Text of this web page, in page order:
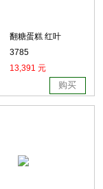
翻糖蛋糕 红叶
3785
13,391 元
购买